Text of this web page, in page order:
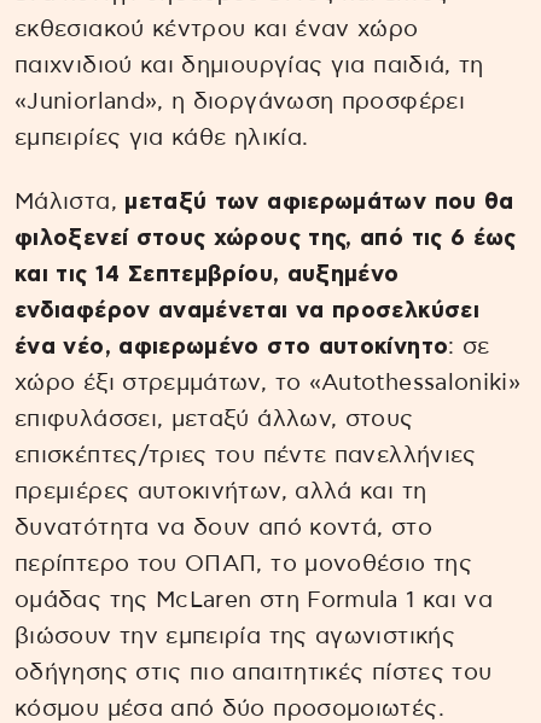
εκθεσιακού κέντρου και έναν χώρο
παιχνιδιού και δημιουργίας για παιδιά, τη
«Juniorland», η διοργάνωση προσφέρει
εμπειρίες για κάθε ηλικία.
Μάλιστα, μεταξύ των αφιερωμάτων που θα
φιλοξενεί στους χώρους της, από τις 6 έως
και τις 14 Σεπτεμβρίου, αυξημένο
ενδιαφέρον αναμένεται να προσελκύσει
ένα νέο, αφιερωμένο στο αυτοκίνητο: σε
χώρο έξι στρεμμάτων, το «Autothessaloniki»
επιφυλάσσει, μεταξύ άλλων, στους
επισκέπτες/τριες του πέντε πανελλήνιες
πρεμιέρες αυτοκινήτων, αλλά και τη
δυνατότητα να δουν από κοντά, στο
περίπτερο του ΟΠΑΠ, το μονοθέσιο της
ομάδας της McLaren στη Formula 1 και να
βιώσουν την εμπειρία της αγωνιστικής
οδήγησης στις πιο απαιτητικές πίστες του
κόσμου μέσα από δύο προσομοιωτές.